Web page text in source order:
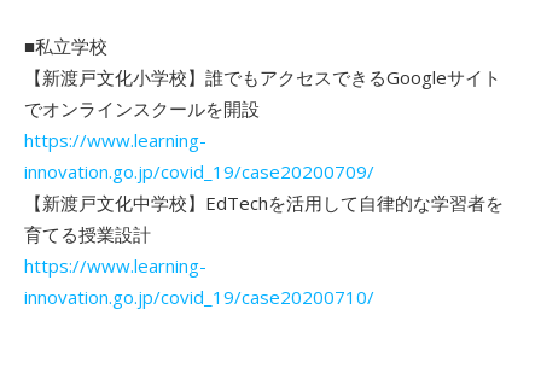
■私立学校
【新渡戸文化小学校】誰でもアクセスできるGoogleサイト
でオンラインスクールを開設
https://www.learning-
innovation.go.jp/covid_19/case20200709/
【新渡戸文化中学校】EdTechを活用して自律的な学習者を
育てる授業設計
https://www.learning-
innovation.go.jp/covid_19/case20200710/